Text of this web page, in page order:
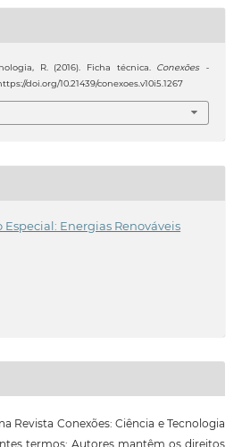
R. (2016). Ficha técnica. Conexões -
doi.org/10.21439/conexoes.v10i5.1267
Especial: Energias Renováveis
Revista Conexões: Ciência e Tecnologia
termos: Autores mantêm os direitos